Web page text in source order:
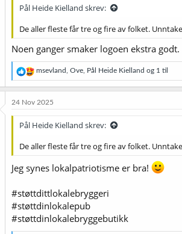
o
e
:
Pål Heide Kielland skrev:
De aller fleste får tre og fire av folket.
Noen ganger smaker logoen ekstra godt.
R
e
a
k
j
o
e
:
msevland Ove Pål Heide Kielland og 1 til
24 Nov 2025
Pål Heide Kielland skrev:
De aller fleste får tre og fire av folket.
Jeg synes lokalpatriotisme er bra!
#støttdittlokalebryggeri
#støttdinlokalepub
#støttdinlokalebryggebutikk